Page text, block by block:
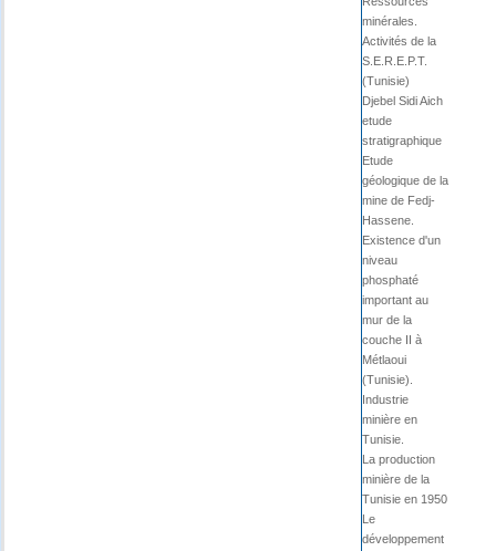
minérales.
Activités de la
S.E.R.E.P.T.
(Tunisie)
Djebel Sidi Aich
etude
stratigraphique
Etude
géologique de la
mine de Fedj-
Hassene.
Existence d'un
niveau
phosphaté
important au
mur de la
couche II à
Métlaoui
(Tunisie).
Industrie
minière en
Tunisie.
La production
minière de la
Tunisie en 1950
Le
développement